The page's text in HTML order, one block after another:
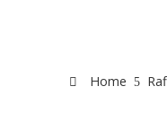
Home